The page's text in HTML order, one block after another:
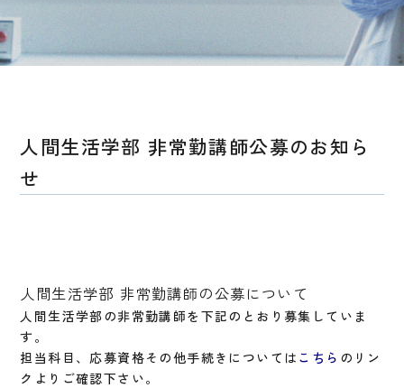
人間生活学部 非常勤講師公募のお知ら
せ
人間生活学部 非常勤講師の公募について
人間生活学部の非常勤講師を下記のとおり募集していま
す。
担当科目、応募資格その他手続きについては こちら のリン
クよりご確認下さい。